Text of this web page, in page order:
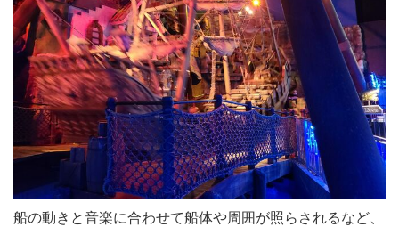
船の動きと音楽に合わせて船体や周囲が照らされるなど、